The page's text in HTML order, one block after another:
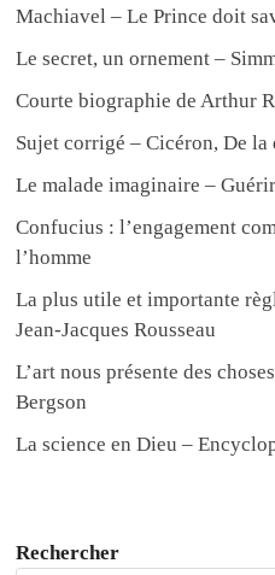
Machiavel – Le Prince doit
Le secret, un ornement –
Courte biographie de Arthur
Sujet corrigé – Cicéron, De
Le malade imaginaire –
Confucius : l’engagement
l’homme
La plus utile et importante
Jean-Jacques Rousseau
L’art nous présente des
Bergson
La science en Dieu –
Rechercher